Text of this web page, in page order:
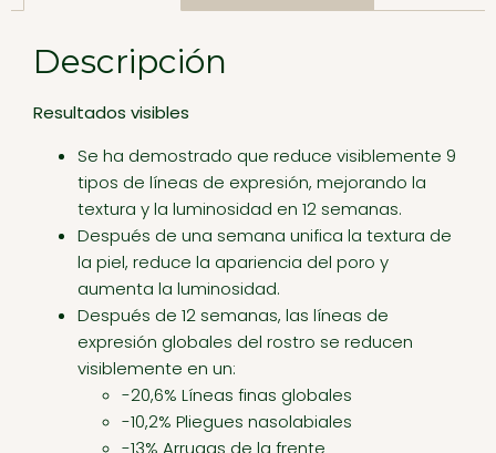
Descripción
Resultados visibles
Se ha demostrado que reduce visiblemente 9
tipos de líneas de expresión, mejorando la
textura y la luminosidad en 12 semanas.
Después de una semana unifica la textura de
la piel, reduce la apariencia del poro y
aumenta la luminosidad.
Después de 12 semanas, las líneas de
expresión globales del rostro se reducen
visiblemente en un:
-20,6% Líneas finas globales
-10,2% Pliegues nasolabiales
-13% Arrugas de la frente